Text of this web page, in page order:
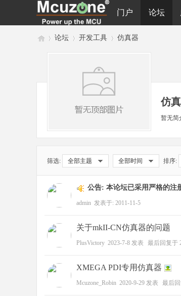
门户 论坛
M »
论坛 开发工具
›
仿真器
仿
暂无简
筛选: 全部主题 全部时间 排序:
公告: 本论坛已采用严格的注
admin 发表于: 2011-11-5
关于mkII-CN仿真器的问题
PlusVictory 2023-7-8 发表 最后回复于
XMEGA PDI专用仿真器
Mcuzone_Robin 2020-9-29 发表 最后